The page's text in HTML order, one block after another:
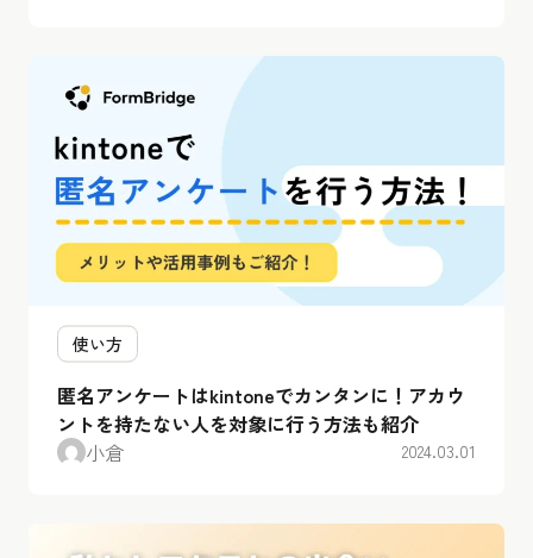
使い方
匿名アンケートはkintoneでカンタンに！アカウ
ントを持たない人を対象に行う方法も紹介
小倉
2024.03.01